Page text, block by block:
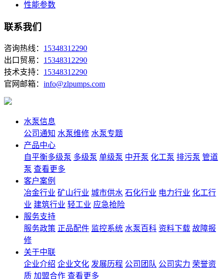
性能参数
联系我们
咨询热线： 15348312290
出口贸易： 15348312290
技术支持： 15348312290
官网邮箱： info@zlpumps.com
水泵信息
公司通知 水泵维修 水泵专题
产品中心
自平衡多级泵 多级泵 单级泵 中开泵 化工泵 排污泵 管道
泵 查看更多
客户案例
冶金行业 矿山行业 城市供水 石化行业 电力行业 化工行
业 建筑行业 轻工业 应急抢险
服务支持
服务政策 正品配件 监控系统 水泵百科 资料下载 故障报
修
关于中联
企业介绍 企业文化 发展历程 公司团队 公司实力 荣誉资
质 加盟合作 查看更多